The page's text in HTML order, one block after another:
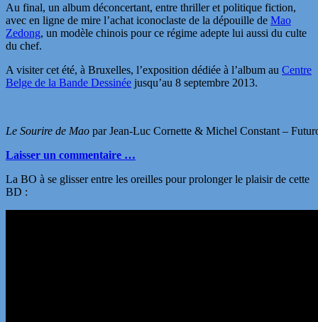
Au final, un album déconcertant, entre thriller et politique fiction,
avec en ligne de mire l’achat iconoclaste de la dépouille de Mao
Zedong, un modèle chinois pour ce régime adepte lui aussi du culte
du chef.
A visiter cet été, à Bruxelles, l’exposition dédiée à l’album au Centre
Belge de la Bande Dessinée jusqu’au 8 septembre 2013.
Le Sourire de Mao par Jean-Luc Cornette & Michel Constant –
Laisser un commentaire …
La BO à se glisser entre les oreilles pour prolonger le plaisir de cette
BD :